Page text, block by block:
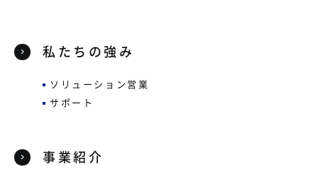
私たちの強み
ソリューション営業
サポート
事業紹介